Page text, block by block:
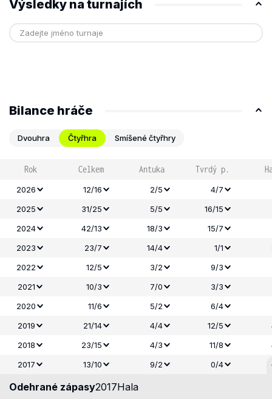
Výsledky na turnajích
Bilance hráče
Dvouhra Čtyřhra Smíšené čtyřhry
Rok Celkem Antuka Tvrdý p.
2026 12/16 2/5
4/7
2025
31/25 5/5 16/15
2024
42/13 18/3 15/7
2023
23/7 14/4 1/1
2022
12/5 3/2
9/3
2021
10/3 7/0
3/3
2020
11/6 5/2
6/4
2019
21/14 4/4 12/5
2018
23/15 4/3 11/8
2017
13/10 9/2 0/4
Odehrané zápasy2017Hala